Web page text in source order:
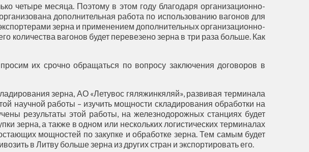
четыре месяца. Поэтому в этом году благодаря организационно-
дополнительная работа по использованию вагонов для
зерна и применением дополнительных организационно-
количества вагонов будет перевезено зерна в три раза больше. Как
их срочно обращаться по вопросу заключения договоров в
зерна, АО «Летувос гяляжинкяляй», развивая терминала
научной работы – изучить мощности складирования обработки на
результаты этой работы, на железнодорожных станциях будет
зерна, а также в одном или нескольких логистических терминалах
мощностей по закупке и обработке зерна. Тем самым будет
в Литву больше зерна из других стран и экспортировать его.